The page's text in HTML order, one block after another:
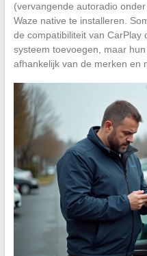
(vervangende autoradio
Waze native te installeren.
de compatibiliteit van CarPlay
systeem toevoegen, maar
afhankelijk van de merken en